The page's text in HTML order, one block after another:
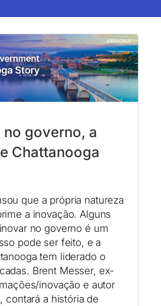
governo, a
Chattanooga
que a própria natureza
a inovação. Alguns
no governo é um
pode ser feito, e a
tem liderado o
Brent Messer, ex-
inovação e autor
contará a história de